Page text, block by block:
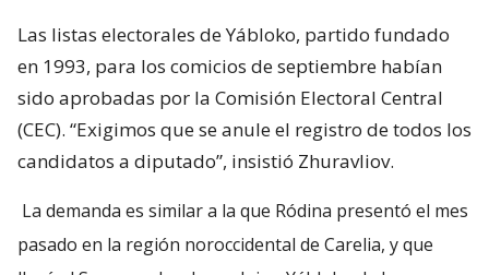
Las listas electorales de Yábloko, partido fundado
en 1993, para los comicios de septiembre habían
sido aprobadas por la Comisión Electoral Central
(CEC). “Exigimos que se anule el registro de todos los
candidatos a diputado”, insistió Zhuravliov.
La demanda es similar a la que Ródina presentó el mes
pasado en la región noroccidental de Carelia, y que